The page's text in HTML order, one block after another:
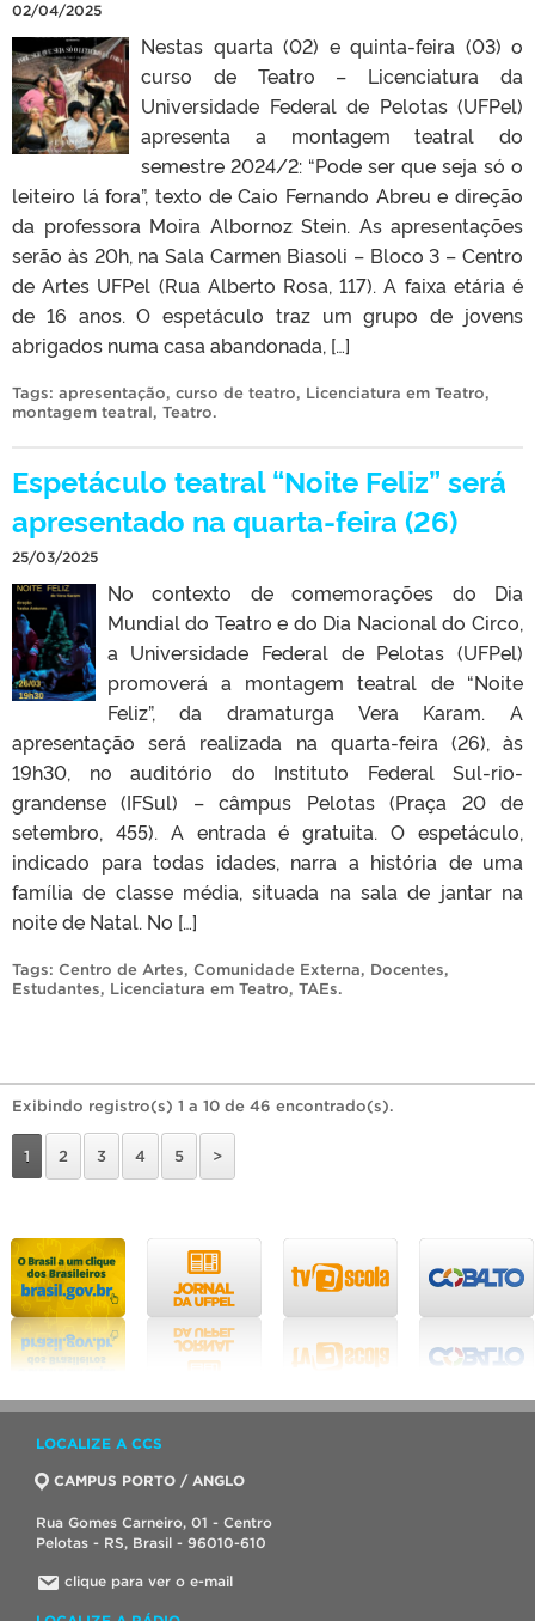
02/04/2025
Nestas quarta (02) e quinta-feira (03) o
curso de Teatro – Licenciatura da
Universidade Federal de Pelotas (UFPel)
apresenta a montagem teatral do
semestre 2024/2: “Pode ser que seja só o
leiteiro lá fora”, texto de Caio Fernando Abreu e direção
da professora Moira Albornoz Stein. As apresentações
serão às 20h, na Sala Carmen Biasoli – Bloco 3 – Centro
de Artes UFPel (Rua Alberto Rosa, 117). A faixa etária é
de 16 anos. O espetáculo traz um grupo de jovens
abrigados numa casa abandonada, […]
Tags: apresentação, curso de teatro, Licenciatura em Teatro,
montagem teatral, Teatro.
Espetáculo teatral “Noite Feliz” será
apresentado na quarta-feira (26)
25/03/2025
No contexto de comemorações do Dia
Mundial do Teatro e do Dia Nacional do Circo,
a Universidade Federal de Pelotas (UFPel)
promoverá a montagem teatral de “Noite
Feliz”, da dramaturga Vera Karam. A
apresentação será realizada na quarta-feira (26), às
19h30, no auditório do Instituto Federal Sul-rio-
grandense (IFSul) – câmpus Pelotas (Praça 20 de
setembro, 455). A entrada é gratuita. O espetáculo,
indicado para todas idades, narra a história de uma
família de classe média, situada na sala de jantar na
noite de Natal. No […]
Tags: Centro de Artes, Comunidade Externa, Docentes,
Estudantes, Licenciatura em Teatro, TAEs.
Exibindo registro(s) 1 a 10 de 46 encontrado(s).
1 2 3 4 5 >
LOCALIZE A CCS
CAMPUS PORTO / ANGLO
Rua Gomes Carneiro, 01 - Centro
Pelotas - RS, Brasil - 96010-610
clique para ver o e-mail